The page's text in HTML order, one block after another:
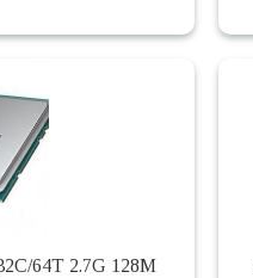
64T 2.7G 128M